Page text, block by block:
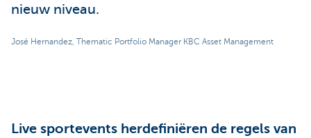
nieuw niveau.
José Hernandez, Thematic Portfolio Manager KBC Asset Management
Live sportevents herdefiniëren de regels van